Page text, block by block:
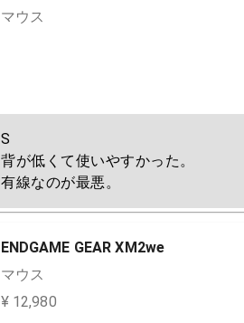
マウス
S
背が低くて使いやすかった。
有線なのが最悪。
ENDGAME GEAR XM2we
マウス
¥ 12,980